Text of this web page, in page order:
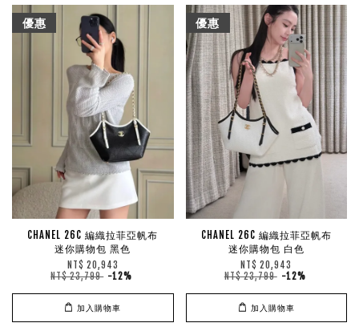
優惠
CHANEL 26C 編織拉菲亞帆布
迷你購物包 黑色
NT$ 20,943
NT$ 23,799 -12%
加入購物車
優惠
CHANEL 26C 編織拉菲亞帆布
迷你購物包 白色
NT$ 20,943
NT$ 23,799 -12%
加入購物車